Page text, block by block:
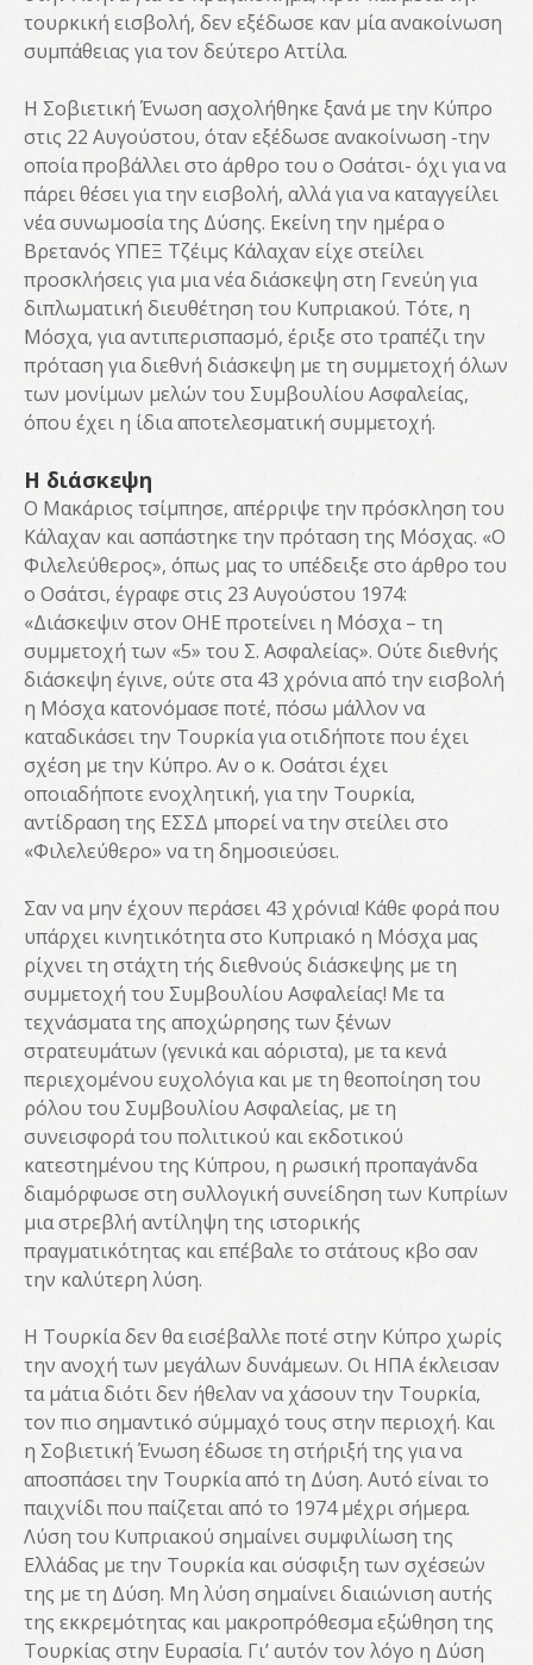
τουρκική εισβολή, δεν εξέδωσε καν μία ανακοίνωση
συμπάθειας για τον δεύτερο Αττίλα.
Η Σοβιετική Ένωση ασχολήθηκε ξανά με την Κύπρο
στις 22 Αυγούστου, όταν εξέδωσε ανακοίνωση -την
οποία προβάλλει στο άρθρο του ο Οσάτσι- όχι για να
πάρει θέσει για την εισβολή, αλλά για να καταγγείλει
νέα συνωμοσία της Δύσης. Εκείνη την ημέρα ο
Βρετανός ΥΠΕΞ Τζέιμς Κάλαχαν είχε στείλει
προσκλήσεις για μια νέα διάσκεψη στη Γενεύη για
διπλωματική διευθέτηση του Κυπριακού. Τότε, η
Μόσχα, για αντιπερισπασμό, έριξε στο τραπέζι την
πρόταση για διεθνή διάσκεψη με τη συμμετοχή όλων
των μονίμων μελών του Συμβουλίου Ασφαλείας,
όπου έχει η ίδια αποτελεσματική συμμετοχή.
Η διάσκεψη
Ο Μακάριος τσίμπησε, απέρριψε την πρόσκληση του
Κάλαχαν και ασπάστηκε την πρόταση της Μόσχας. «Ο
Φιλελεύθερος», όπως μας το υπέδειξε στο άρθρο του
ο Οσάτσι, έγραφε στις 23 Αυγούστου 1974:
«Διάσκεψιν στον ΟΗΕ προτείνει η Μόσχα – τη
συμμετοχή των «5» του Σ. Ασφαλείας». Ούτε διεθνής
διάσκεψη έγινε, ούτε στα 43 χρόνια από την εισβολή
η Μόσχα κατονόμασε ποτέ, πόσω μάλλον να
καταδικάσει την Τουρκία για οτιδήποτε που έχει
σχέση με την Κύπρο. Αν ο κ. Οσάτσι έχει
οποιαδήποτε ενοχλητική, για την Τουρκία,
αντίδραση της ΕΣΣΔ μπορεί να την στείλει στο
«Φιλελεύθερο» να τη δημοσιεύσει.
Σαν να μην έχουν περάσει 43 χρόνια! Κάθε φορά που
υπάρχει κινητικότητα στο Κυπριακό η Μόσχα μας
ρίχνει τη στάχτη τής διεθνούς διάσκεψης με τη
συμμετοχή του Συμβουλίου Ασφαλείας! Με τα
τεχνάσματα της αποχώρησης των ξένων
στρατευμάτων (γενικά και αόριστα), με τα κενά
περιεχομένου ευχολόγια και με τη θεοποίηση του
ρόλου του Συμβουλίου Ασφαλείας, με τη
συνεισφορά του πολιτικού και εκδοτικού
κατεστημένου της Κύπρου, η ρωσική προπαγάνδα
διαμόρφωσε στη συλλογική συνείδηση των Κυπρίων
μια στρεβλή αντίληψη της ιστορικής
πραγματικότητας και επέβαλε το στάτους κβο σαν
την καλύτερη λύση.
Η Τουρκία δεν θα εισέβαλλε ποτέ στην Κύπρο χωρίς
την ανοχή των μεγάλων δυνάμεων. Οι ΗΠΑ έκλεισαν
τα μάτια διότι δεν ήθελαν να χάσουν την Τουρκία,
τον πιο σημαντικό σύμμαχό τους στην περιοχή. Και
η Σοβιετική Ένωση έδωσε τη στήριξή της για να
αποσπάσει την Τουρκία από τη Δύση. Αυτό είναι το
παιχνίδι που παίζεται από το 1974 μέχρι σήμερα.
Λύση του Κυπριακού σημαίνει συμφιλίωση της
Ελλάδας με την Τουρκία και σύσφιξη των σχέσεών
της με τη Δύση. Μη λύση σημαίνει διαιώνιση αυτής
της εκκρεμότητας και μακροπρόθεσμα εξώθηση της
Τουρκίας στην Ευρασία. Γι’ αυτόν τον λόγο η Δύση